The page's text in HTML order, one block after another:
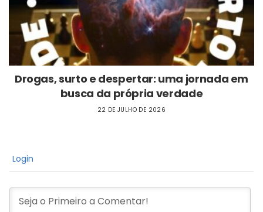
Drogas, surto e despertar: uma jornada em
busca da própria verdade
22 DE JULHO DE 2026
Login